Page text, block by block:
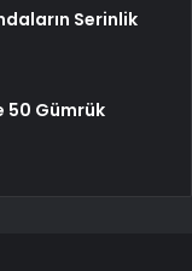
Serinlik
50 Gümrük